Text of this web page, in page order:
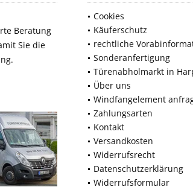
Beratung
Sie die
Cookies
Käuferschutz
rechtliche
Sonderanfertigung
Türenabholmarkt in
Über uns
Windfangelement
Zahlungsarten
Kontakt
Versandkosten
Widerrufsrecht
Datenschutzerklärung
Widerrufsformular